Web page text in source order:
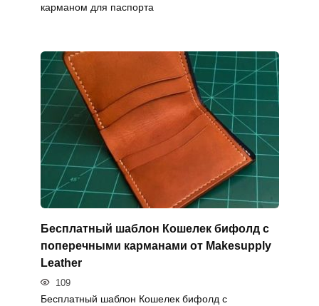
карманом для паспорта
Бесплатный шаблон Кошелек бифолд с
поперечными карманами от Makesupply
Leather
109
Бесплатный шаблон Кошелек бифолд с